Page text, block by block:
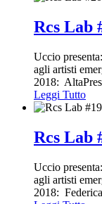
Rcs Lab
Uccio
agli artisti
2018:
Leggi Tutto
Rcs Lab
Uccio
agli artisti
2018: